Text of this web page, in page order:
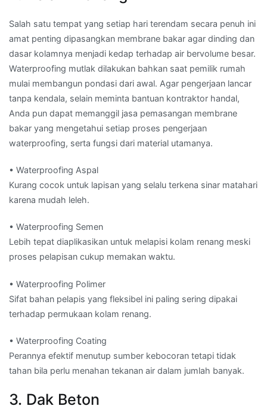
Salah satu tempat yang setiap hari terendam secara penuh ini
amat penting dipasangkan membrane bakar agar dinding dan
dasar kolamnya menjadi kedap terhadap air bervolume besar.
Waterproofing mutlak dilakukan bahkan saat pemilik rumah
mulai membangun pondasi dari awal. Agar pengerjaan lancar
tanpa kendala, selain meminta bantuan kontraktor handal,
Anda pun dapat memanggil jasa pemasangan membrane
bakar yang mengetahui setiap proses pengerjaan
waterproofing, serta fungsi dari material utamanya.
• Waterproofing Aspal
Kurang cocok untuk lapisan yang selalu terkena sinar matahari
karena mudah leleh.
• Waterproofing Semen
Lebih tepat diaplikasikan untuk melapisi kolam renang meski
proses pelapisan cukup memakan waktu.
• Waterproofing Polimer
Sifat bahan pelapis yang fleksibel ini paling sering dipakai
terhadap permukaan kolam renang.
• Waterproofing Coating
Perannya efektif menutup sumber kebocoran tetapi tidak
tahan bila perlu menahan tekanan air dalam jumlah banyak.
3. Dak Beton